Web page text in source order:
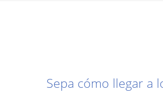
Sepa cómo llegar a